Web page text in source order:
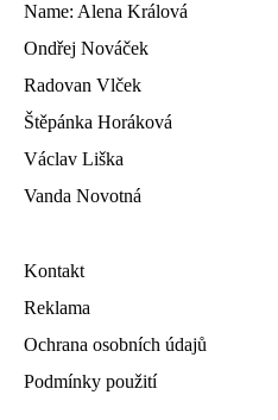
Name: Alena Králová
Ondřej Nováček
Radovan Vlček
Štěpánka Horáková
Václav Liška
Vanda Novotná
Kontakt
Reklama
Ochrana osobních údajů
Podmínky použití